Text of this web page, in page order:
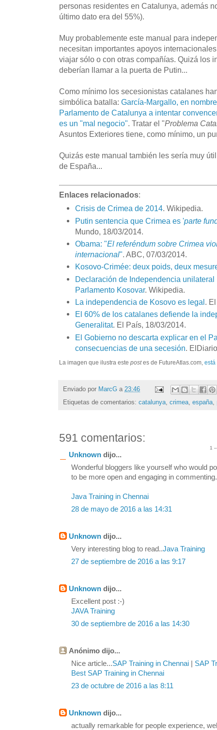
personas residentes en Catalunya, además
último dato era del 55%).
Muy probablemente este manual para
necesitan importantes apoyos
viajar sólo o con otras compañías. Quizá los
deberían llamar a la puerta de Putin...
Como mínimo los secesionistas catalanes
simbólica batalla: García-Margallo, en
Parlamento de Catalunya a intentar
es un "mal negocio". Tratar el "Problema
Asuntos Exteriores tiene, como mínimo, un
Quizás este manual también les sería muy
de España...
Enlaces relacionados:
Crisis de Crimea de 2014. Wikipedia.
Putin sentencia que Crimea es 'parte
Mundo, 18/03/2014.
Obama: "El referéndum sobre Crimea
internacional". ABC, 07/03/2014.
Kosovo-Crimée: deux poids, deux
Declaración de Independencia
Parlamento Kosovar. Wikipedia.
La independencia de Kosovo es legal.
El 60% de los catalanes defiende la
Generalitat. El País, 18/03/2014.
El Gobierno no descarta explicar en el
consecuencias de una secesión .
La imagen que ilustra este postes de FutureAtlas.com, está
Enviado por MarcG a 23:46
Etiquetas de comentarios: catalunya, crimea, españa,
591 comentarios:
1
Unknown dijo...
Wonderful bloggers like yourself who would
to be more open and engaging in
Java Training in Chennai
28 de mayo de 2016 a las 14:31
Unknown dijo...
Very interesting blog to read..Java Training
27 de septiembre de 2016 a las 9:17
Unknown dijo...
Excellent post :-)
JAVA Training
30 de septiembre de 2016 a las 14:30
Anónimo dijo...
Nice article...SAP Training in Chennai
SAP
Best SAP Training in Chennai
23 de octubre de 2016 a las 8:11
Unknown dijo...
actually remarkable for people experience,